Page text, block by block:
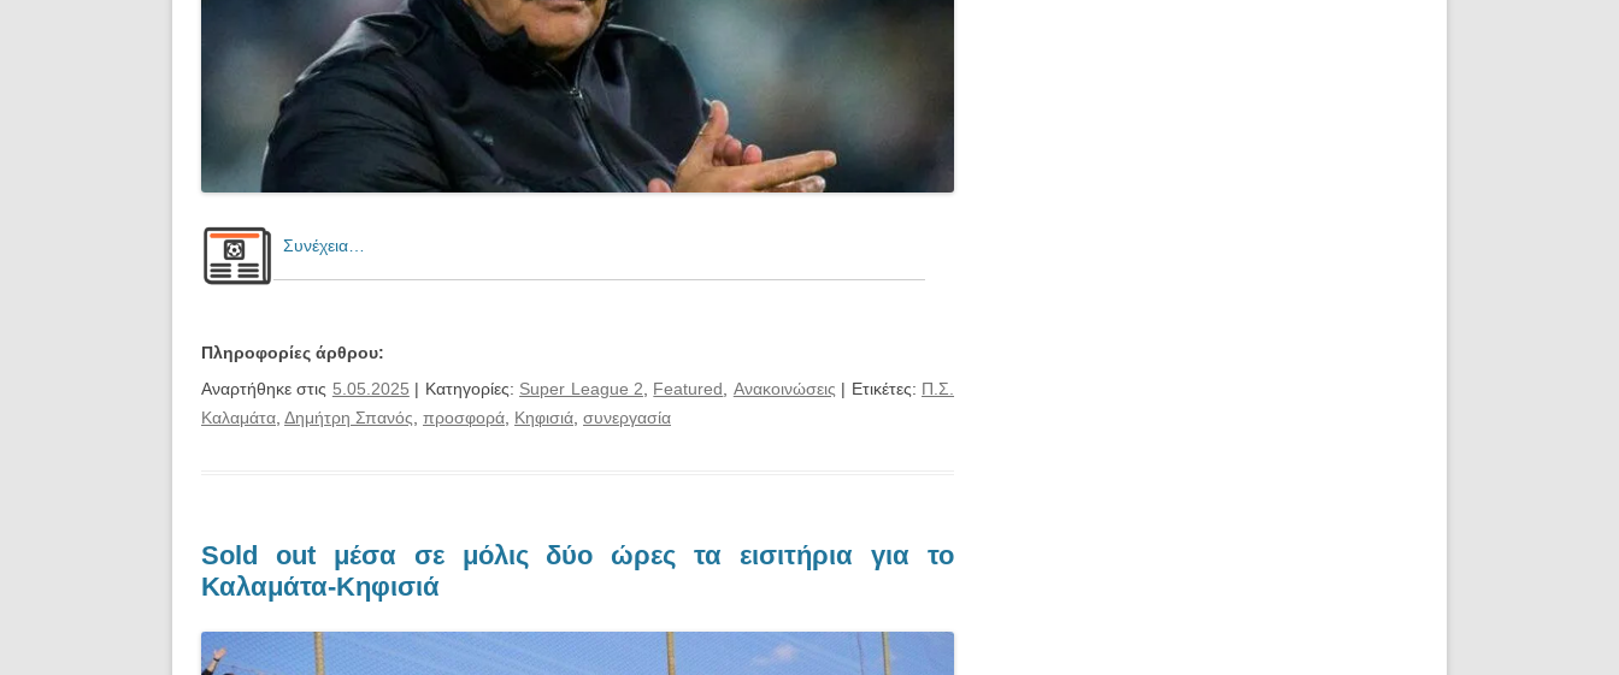
Συνέχεια…
Πληροφορίες άρθρου:
Αναρτήθηκε στις 5.05.2025 | Κατηγορίες: Super League 2 Featured Ανακοινώσεις | Ετικέτες: Π.Σ.
Καλαμάτα Δημήτρη Σπανός προσφορά Κηφισιά συνεργασία
Sold out μέσα σε μόλις δύο ώρες τα εισιτήρια για το
Καλαμάτα-Κηφισιά